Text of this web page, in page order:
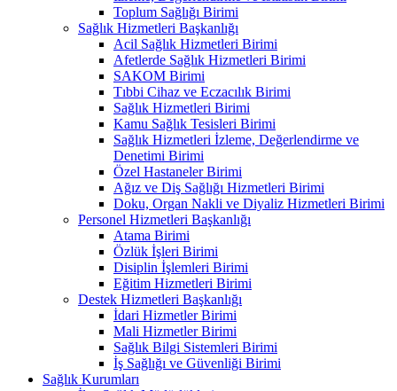
Toplum Sağlığı Birimi
Sağlık Hizmetleri Başkanlığı
Acil Sağlık Hizmetleri Birimi
Afetlerde Sağlık Hizmetleri Birimi
SAKOM Birimi
Tıbbi Cihaz ve Eczacılık Birimi
Sağlık Hizmetleri Birimi
Kamu Sağlık Tesisleri Birimi
Sağlık Hizmetleri İzleme, Değerlendirme ve
Denetimi Birimi
Özel Hastaneler Birimi
Ağız ve Diş Sağlığı Hizmetleri Birimi
Doku, Organ Nakli ve Diyaliz Hizmetleri Birimi
Personel Hizmetleri Başkanlığı
Atama Birimi
Özlük İşleri Birimi
Disiplin İşlemleri Birimi
Eğitim Hizmetleri Birimi
Destek Hizmetleri Başkanlığı
İdari Hizmetler Birimi
Mali Hizmetler Birimi
Sağlık Bilgi Sistemleri Birimi
İş Sağlığı ve Güvenliği Birimi
Sağlık Kurumları